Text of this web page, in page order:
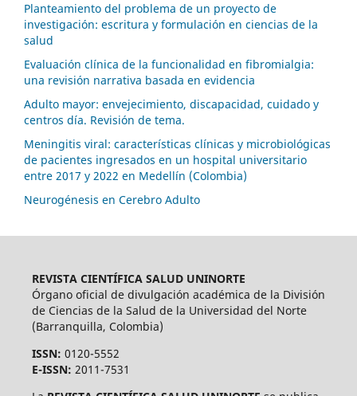
Planteamiento del problema de un proyecto de
investigación: escritura y formulación en ciencias de la
salud
Evaluación clínica de la funcionalidad en fibromialgia:
una revisión narrativa basada en evidencia
Adulto mayor: envejecimiento, discapacidad, cuidado y
centros día. Revisión de tema.
Meningitis viral: características clínicas y microbiológicas
de pacientes ingresados en un hospital universitario
entre 2017 y 2022 en Medellín (Colombia)
Neurogénesis en Cerebro Adulto
REVISTA CIENTÍFICA SALUD UNINORTE
Órgano oficial de divulgación académica de la División
de Ciencias de la Salud de la Universidad del Norte
(Barranquilla, Colombia)
ISSN: 0120-5552
E-ISSN: 2011-7531